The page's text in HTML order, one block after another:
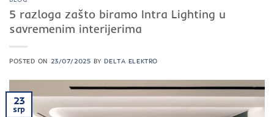
5 razloga zašto biramo Intra Lighting u
savremenim interijerima
POSTED ON 23/07/2025 BYDELTA ELEKTRO
23
srp